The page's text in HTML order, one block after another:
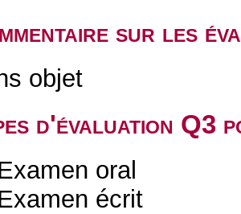
sur les
objet
d'évaluation Q3
oral
écrit